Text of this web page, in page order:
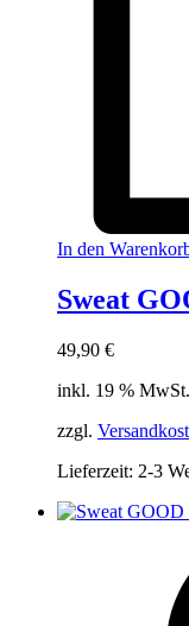
In den
Sweat
49,90 €
inkl. 19 % MwSt.
zzgl.
Lieferzeit: 2-3